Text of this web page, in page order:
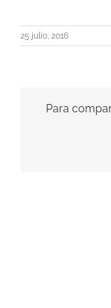
25 julio, 2016
Para